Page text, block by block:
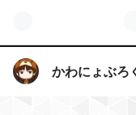
かわにょぶろ